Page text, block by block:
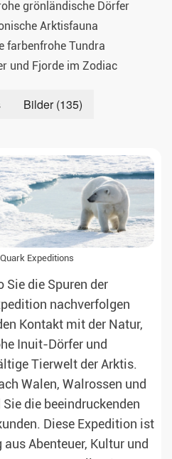
grönländische Dörfer
Arktisfauna
farbenfrohe Tundra
und Fjorde im Zodiac
Bilder (135)
Expeditions
Sie die Spuren der
nachverfolgen
Kontakt mit der Natur,
Inuit-Dörfer und
Tierwelt der Arktis.
Walen, Walrossen und
die beeindruckenden
Diese Expedition ist
Abenteuer, Kultur und